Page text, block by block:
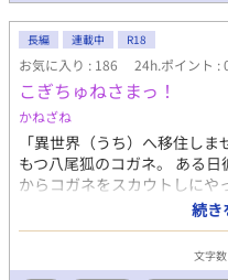
長編 連載中 R18
お気に入り : 186 24h.ポイント :
こぎちゅねさまっ！
かねざね
「異世界（うち）へ移住し
もつ八尾狐のコガネ。 ある
からコガネをスカウトしにや
には逆らえない、下僕もと
す。 ※狐愛されですが他カ
ます、エロに予告はありま
ズにも投稿しています。
続き
文字